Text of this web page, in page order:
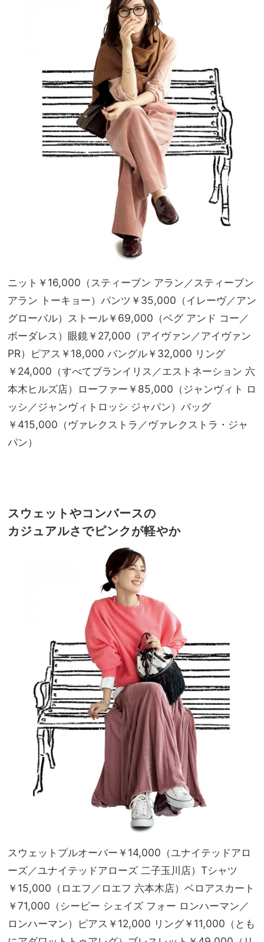
ニット￥16,000（スティーブン アラン／スティーブン
アラン トーキョー）パンツ￥35,000（イレーヴ／アン
グローバル）ストール￥69,000（ベグ アンド コー／
ボーダレス）眼鏡￥27,000（アイヴァン／アイヴァン
PR）ピアス￥18,000 バングル￥32,000 リング
￥24,000（すべてブランイリス／エストネーション 六
本木ヒルズ店）ローファー￥85,000（ジャンヴィト ロ
ッシ／ジャンヴィトロッシ ジャパン）バッグ
￥415,000（ヴァレクストラ／ヴァレクストラ・ジャ
パン）
スウェットやコンバースの
カジュアルさでピンクが軽やか
スウェットプルオーバー￥14,000（ユナイテッドアロ
ーズ／ユナイテッドアローズ 二子玉川店）Tシャツ
￥15,000（ロエフ／ロエフ 六本木店）ベロアスカート
￥71,000（シーピー シェイズ フォー ロンハーマン／
ロンハーマン）ピアス￥12,000 リング￥11,000（とも